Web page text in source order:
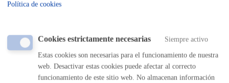
Tamaño máximo anexos:300 Mb
Cantidad a abonar
Política de cookies
Cookies estrictamente necesarias Siempre activo
Estas cookies son necesarias para el funcionamiento de nuestra
web. Desactivar estas cookies puede afectar al correcto
funcionamiento de este sitio web. No almacenan información